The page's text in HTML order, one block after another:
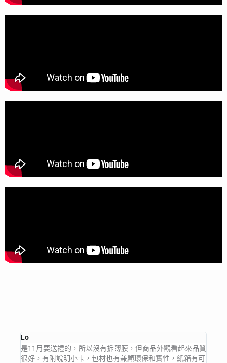
Lo
是11月要送禮的，所以沒有拆薄膜，但商品外觀看起來品質
很好，有附說明小卡，包材也有兼顧環保和實性，紙箱有可